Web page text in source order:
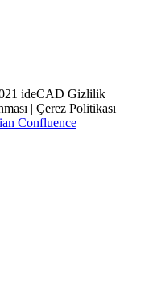
ideCAD Gizlilik
| Çerez Politikası
Confluence